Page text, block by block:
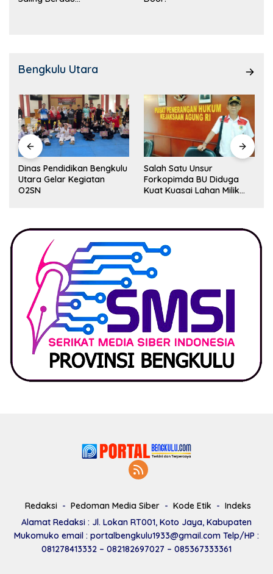
Bengkulu Utara
Dinas Pendidikan Bengkulu
Utara Gelar Kegiatan
O2SN
Salah Satu Unsur
Forkopimda BU Diduga
Kuat Kuasai Lahan Milik
Redaksi Pedoman Media Siber Kode Etik
Indeks
Alamat Redaksi : Jl. Lokan RT001, Koto Jaya, Kabupaten
Mukomuko email : portalbengkulu1933@gmail.com Telp/HP :
081278413332 – 082182697027 – 085367333361